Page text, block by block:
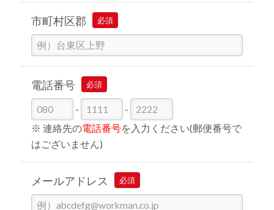
市町村区郡 必須
電話番号 必須
-
-
※ 連絡先の電話番号を入力ください(郵便番号で
はございません)
メールアドレス 必須